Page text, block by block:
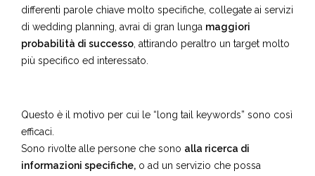
differenti parole chiave molto specifiche, collegate ai servizi
di wedding planning, avrai di gran lunga maggiori
probabilità di successo, attirando peraltro un target molto
più specifico ed interessato.
Questo è il motivo per cui le “long tail keywords” sono così
efficaci.
Sono rivolte alle persone che sono alla ricerca di
informazioni specifiche, o ad un servizio che possa